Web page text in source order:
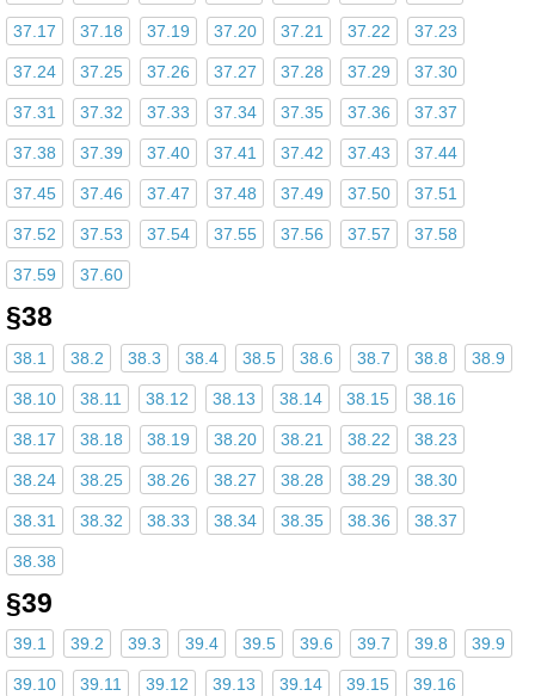
37.17 37.18 37.19 37.20 37.21 37.22 37.23
37.24 37.25 37.26 37.27 37.28 37.29 37.30
37.31 37.32 37.33 37.34 37.35 37.36 37.37
37.38 37.39 37.40 37.41 37.42 37.43 37.44
37.45 37.46 37.47 37.48 37.49 37.50 37.51
37.52 37.53 37.54 37.55 37.56 37.57 37.58
37.59 37.60
§38
38.1 38.2 38.3 38.4 38.5 38.6 38.7 38.8 38.9
38.10 38.11 38.12 38.13 38.14 38.15 38.16
38.17 38.18 38.19 38.20 38.21 38.22 38.23
38.24 38.25 38.26 38.27 38.28 38.29 38.30
38.31 38.32 38.33 38.34 38.35 38.36 38.37
38.38
§39
39.1 39.2 39.3 39.4 39.5 39.6 39.7 39.8 39.9
39.10 39.11 39.12 39.13 39.14 39.15 39.16